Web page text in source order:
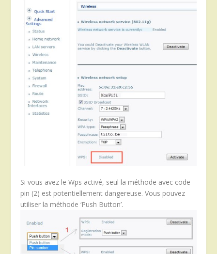
Si vous avez le Wps activé, seul la méthode avec code
pin (2) est potentiellement dangereuse. Vous pouvez
utiliser la méthode ‘Push Button’.